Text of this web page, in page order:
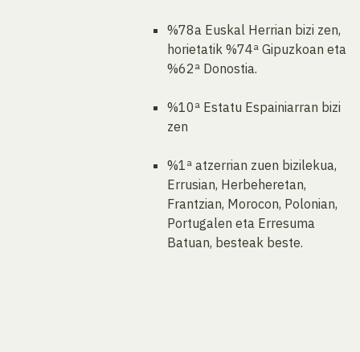
%78a Euskal Herrian bizi zen,
horietatik %74ª Gipuzkoan eta
%62ª Donostia.
%10ª Estatu Espainiarran bizi
zen
%1ª atzerrian zuen bizilekua,
Errusian, Herbeheretan,
Frantzian, Morocon, Polonian,
Portugalen eta Erresuma
Batuan, besteak beste.